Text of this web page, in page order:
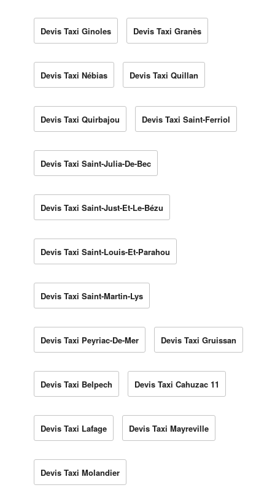
Devis Taxi Ginoles Devis Taxi Granès
Devis Taxi Nébias Devis Taxi Quillan
Devis Taxi Quirbajou Devis Taxi Saint-Ferriol
Devis Taxi Saint-Julia-De-Bec
Devis Taxi Saint-Just-Et-Le-Bézu
Devis Taxi Saint-Louis-Et-Parahou
Devis Taxi Saint-Martin-Lys
Devis Taxi Peyriac-De-Mer Devis Taxi Gruissan
Devis Taxi Belpech Devis Taxi Cahuzac 11
Devis Taxi Lafage Devis Taxi Mayreville
Devis Taxi Molandier